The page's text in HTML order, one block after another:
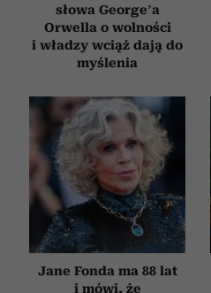
słowa George’a
Orwella o wolności
i władzy wciąż dają do
myślenia
Jane Fonda ma 88 lat
i mówi, że